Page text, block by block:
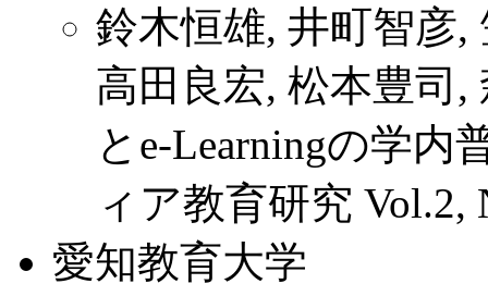
鈴木恒雄, 井町智彦,
高田良宏, 松本豊司,
とe-Learningの学内
ィア教育研究 Vol.2,
愛知教育大学